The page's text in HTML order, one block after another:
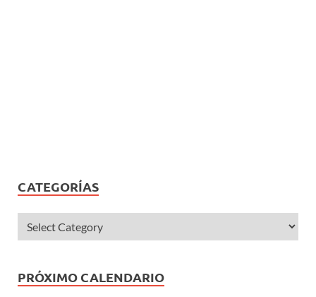
CATEGORÍAS
PRÓXIMO CALENDARIO